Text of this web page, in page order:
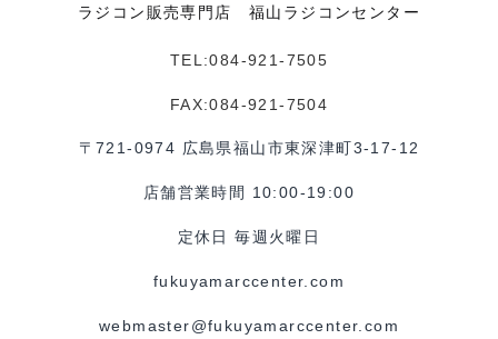
ラジコン販売専門店 福山ラジコンセンター
TEL:084-921-7505
FAX:084-921-7504
〒721-0974 広島県福山市東深津町3-17-12
店舗営業時間 10:00-19:00
定休日 毎週火曜日
fukuyamarccenter.com
webmaster@fukuyamarccenter.com